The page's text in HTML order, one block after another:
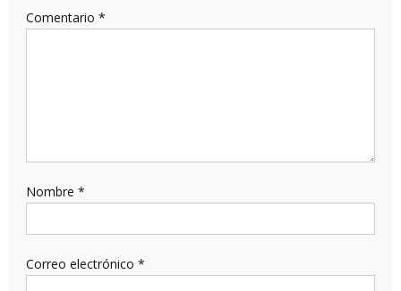
Comentario *
Nombre *
Correo electrónico *